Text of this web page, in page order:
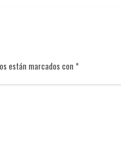
están marcados con *